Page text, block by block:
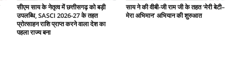
सीएम साय के नेतृत्व में छत्तीसगढ़ को बड़ी
उपलब्धि, SASCI 2026-27 के तहत
प्रोत्साहन राशि प्राप्त करने वाला देश का
पहला राज्य बना
साय ने की वीबी-जी राम जी के तहत ‘मेरी बेटी–
मेरा अभिमान’ अभियान की शुरुआत